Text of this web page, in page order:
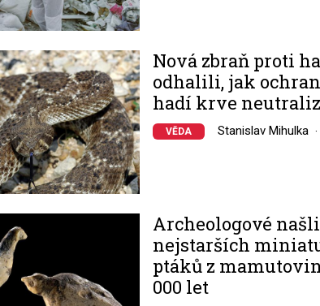
Nová zbraň proti
odhalili, jak
hadí krve
VĚDA Stanislav Mihulka
Archeologové
nejstarších
ptáků z
000 let